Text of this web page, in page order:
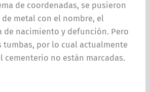
de coordenadas, se pusieron
metal con el nombre, el
de nacimiento y defunción. Pero
tumbas, por lo cual actualmente
cementerio no están marcadas.